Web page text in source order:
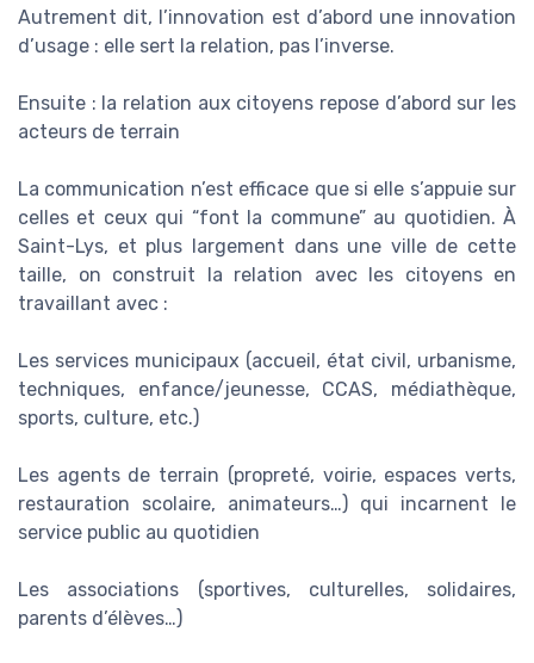
Autrement dit, l’innovation est d’abord une innovation
d’usage : elle sert la relation, pas l’inverse.
Ensuite : la relation aux citoyens repose d’abord sur les
acteurs de terrain
La communication n’est efficace que si elle s’appuie sur
celles et ceux qui “font la commune” au quotidien. À
Saint-Lys, et plus largement dans une ville de cette
taille, on construit la relation avec les citoyens en
travaillant avec :
Les services municipaux (accueil, état civil, urbanisme,
techniques, enfance/jeunesse, CCAS, médiathèque,
sports, culture, etc.)
Les agents de terrain (propreté, voirie, espaces verts,
restauration scolaire, animateurs…) qui incarnent le
service public au quotidien
Les associations (sportives, culturelles, solidaires,
parents d’élèves…)